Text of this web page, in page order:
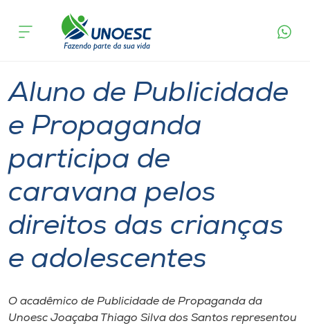
Cursos
Pesquisa
Atendimento ao Estudante
Portal de Ensino
Unoesc
Internacionalização
acontece
adolescentes
Aluno de Publicidade
e Propaganda
participa de
caravana pelos
direitos das crianças
e adolescentes
O acadêmico de Publicidade de Propaganda da
Unoesc Joaçaba Thiago Silva dos Santos representou